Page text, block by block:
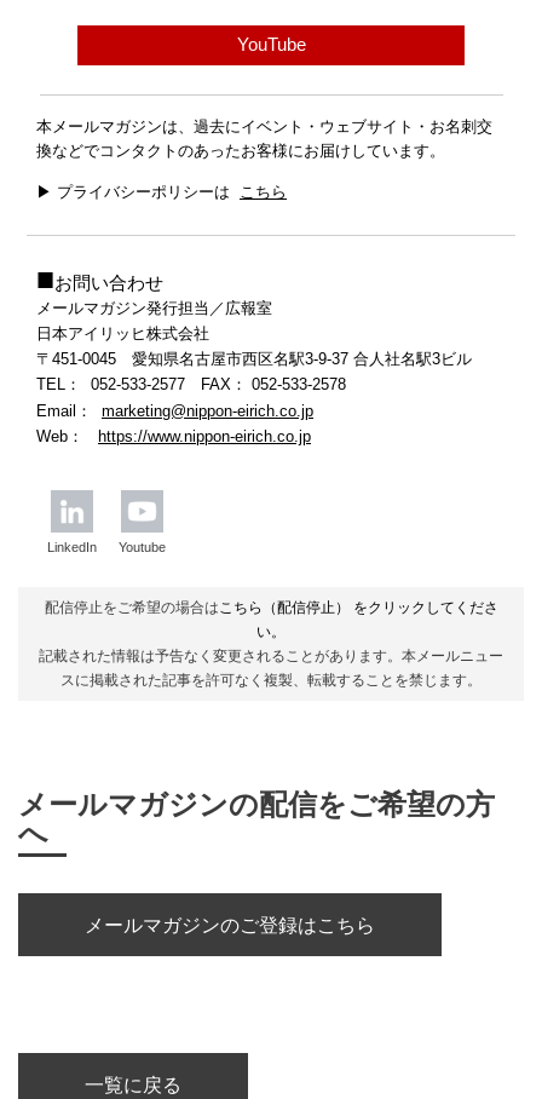
YouTube
本メールマガジンは、過去にイベント・ウェブサイト・お名刺交
換などでコンタクトのあったお客様にお届けしています。
▶ プライバシーポリシーは こちら
■お問い合わせ
メールマガジン発行担当／広報室
日本アイリッヒ株式会社
〒451-0045 愛知県名古屋市西区名駅3-9-37 合人社名駅3ビル
TEL： 052-533-2577 FAX ： 052-533-2578
Email：
marketing@nippon-eirich.co.jp
Web：
https://www.nippon-eirich.co.jp
LinkedIn Youtube
配信停止をご希望の場合はこちら（配信停止）
をクリックしてくださ
い。
記載された情報は予告なく変更されることがあります。本メールニュー
スに掲載された記事を許可なく複製、転載することを禁じます。
メールマガジンの配信をご希望の方
へ
メールマガジンのご登録はこちら
一覧に戻る